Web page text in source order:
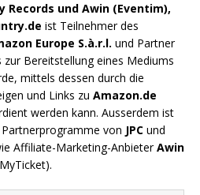
Records und Awin (Eventim),
ist Teilnehmer des
Europe S.à.r.l. und Partner
Bereitstellung eines Mediums
mittels dessen durch die
und Links zu Amazon.de
werden kann. Ausserdem ist
von JPC und
Affiliate-Marketing-AnbieterAwin